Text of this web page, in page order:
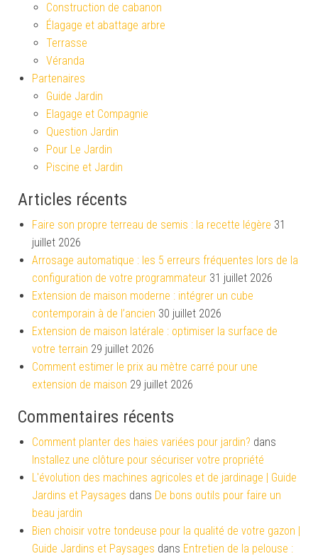
Construction de cabanon
Élagage et abattage arbre
Terrasse
Véranda
Partenaires
Guide Jardin
Elagage et Compagnie
Question Jardin
Pour Le Jardin
Piscine et Jardin
Articles récents
Faire son propre terreau de semis : la recette légère 31
juillet 2026
Arrosage automatique : les 5 erreurs fréquentes lors de la
configuration de votre programmateur 31 juillet 2026
Extension de maison moderne : intégrer un cube
contemporain à de l’ancien 30 juillet 2026
Extension de maison latérale : optimiser la surface de
votre terrain 29 juillet 2026
Comment estimer le prix au mètre carré pour une
extension de maison 29 juillet 2026
Commentaires récents
Comment planter des haies variées pour jardin? dans
Installez une clôture pour sécuriser votre propriété
L'évolution des machines agricoles et de jardinage | Guide
Jardins et Paysages dans De bons outils pour faire un
beau jardin
Bien choisir votre tondeuse pour la qualité de votre gazon |
Guide Jardins et Paysages dans Entretien de la pelouse :